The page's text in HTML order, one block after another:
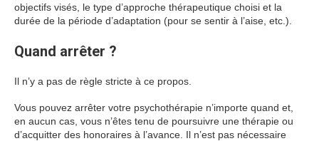
objectifs visés, le type d’approche thérapeutique choisi et la
durée de la période d’adaptation (pour se sentir à l’aise, etc.).
Quand arrêter ?
Il n’y a pas de règle stricte à ce propos.
Vous pouvez arrêter votre psychothérapie n’importe quand et,
en aucun cas, vous n’êtes tenu de poursuivre une thérapie ou
d’acquitter des honoraires à l’avance. Il n’est pas nécessaire